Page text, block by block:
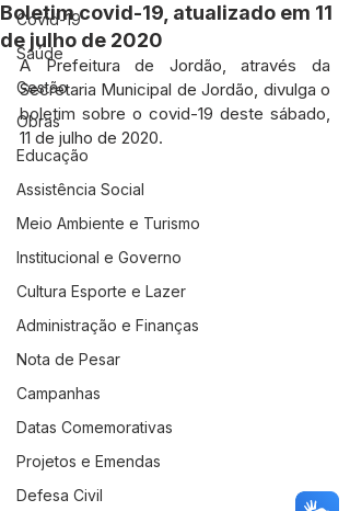
Covid-19
Saúde
Gestão
Obras
Educação
Assistência Social
Meio Ambiente e Turismo
Institucional e Governo
Cultura Esporte e Lazer
Administração e Finanças
Nota de Pesar
Campanhas
Datas Comemorativas
Projetos e Emendas
Defesa Civil
Boletim covid-19, atualizado em 11
de julho de 2020
A Prefeitura de Jordão, através da
Secretaria Municipal de Jordão, divulga o
boletim sobre o covid-19 deste sábado,
11 de julho de 2020.